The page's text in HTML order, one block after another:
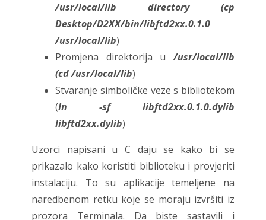
/usr/local/lib directory (cp
Desktop/D2XX/bin/libftd2xx.0.1.0
/usr/local/lib)
Promjena direktorija u/usr/local/lib
(cd /usr/local/lib)
Stvaranje simboličke veze s bibliotekom
(ln -sf libftd2xx.0.1.0.dylib
libftd2xx.dylib)
Uzorci napisani u C daju se kako bi se
prikazalo kako koristiti biblioteku i provjeriti
instalaciju. To su aplikacije temeljene na
naredbenom retku koje se moraju izvršiti iz
prozora Terminala. Da biste sastavili i